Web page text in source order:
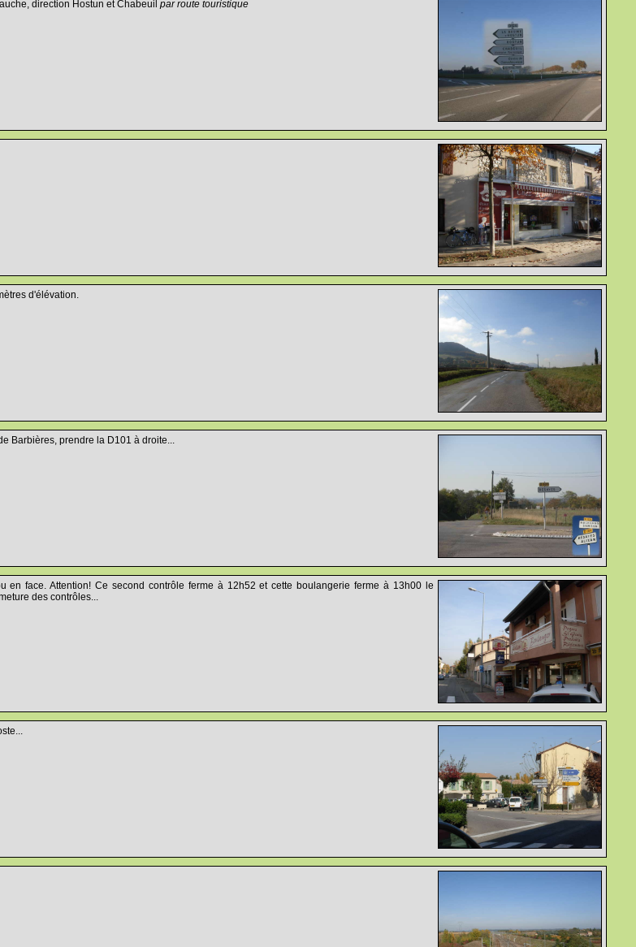
direction Hostun et Chabeuilpar route touristique
d'élévation.
Barbières, prendre la D101 à droite...
en face. Attention! Ce second contrôle ferme à 12h52 et cette boulangerie ferme à 13h00 le
des contrôles...